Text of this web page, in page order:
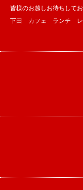
皆様のお越しお待ちして
下田 カフェ ランチ レ